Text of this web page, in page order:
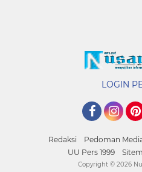
LOGIN
Redaksi Pedoman
UU Pers 1999
Copyright © 2026